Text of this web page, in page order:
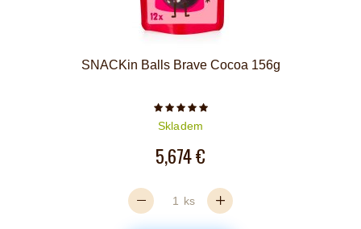
SNACKin Balls Brave Cocoa 156g
Počet hvězdiček je 5 z 5
Skladem
5,674 €
ks